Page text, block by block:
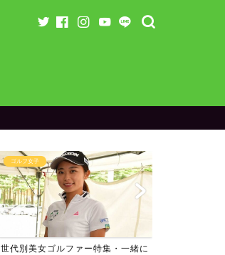
ゴルフ女子
世代別美女ゴルファー特集・一緒に